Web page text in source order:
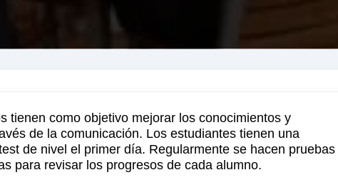
tienen como objetivo mejorar los conocimientos y
de la comunicación. Los estudiantes tienen una
de nivel el primer día. Regularmente se hacen pruebas
para revisar los progresos de cada alumno.